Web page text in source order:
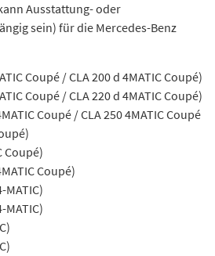
Ausstattung- oder
sein) für die Mercedes-Benz
Coupé / CLA 200 d 4MATIC Coupé)
Coupé / CLA 220 d 4MATIC Coupé)
Coupé / CLA 250 4MATIC Coupé
Coupé)
Coupé)
MATIC)
MATIC)